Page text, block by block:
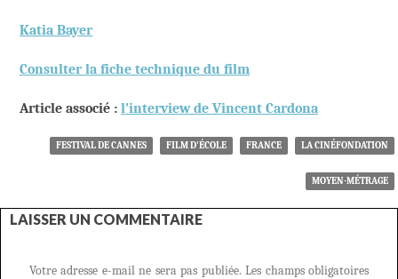
Katia Bayer
Consulter la fiche technique du film
Article associé : l’interview de Vincent Cardona
FESTIVAL DE CANNES FILM D'ÉCOLE FRANCE LA CINÉFONDATION
MOYEN-MÉTRAGE
LAISSER UN COMMENTAIRE
Votre adresse e-mail ne sera pas publiée. Les champs obligatoires